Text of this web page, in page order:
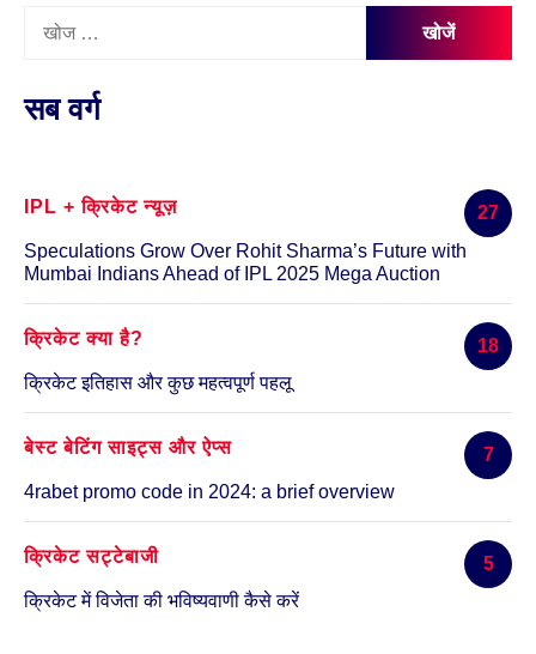
निम्न
सब वर्ग
IPL + क्रिकेट न्यूज़
27
Speculations Grow Over Rohit Sharma’s Future with
Mumbai Indians Ahead of IPL 2025 Mega Auction
क्रिकेट क्या है?
18
क्रिकेट इतिहास और कुछ महत्वपूर्ण पहलू
बेस्ट बेटिंग साइट्स और ऐप्स
7
4rabet promo code in 2024: a brief overview
क्रिकेट सट्टेबाजी
5
क्रिकेट में विजेता की भविष्यवाणी कैसे करें